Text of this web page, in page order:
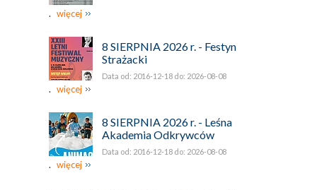
. więcej
8 SIERPNIA 2026 r. - Festyn
Strażacki
Data od: 2016-12-18 do: 2026-08-08
. więcej
8 SIERPNIA 2026 r. - Leśna
Akademia Odkrywców
Data od: 2016-12-18 do: 2026-08-08
. więcej